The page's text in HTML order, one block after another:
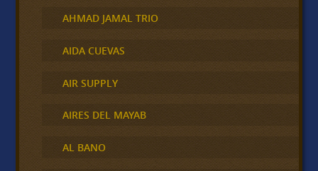
AHMAD JAMAL TRIO
AIDA CUEVAS
AIR SUPPLY
AIRES DEL MAYAB
AL BANO